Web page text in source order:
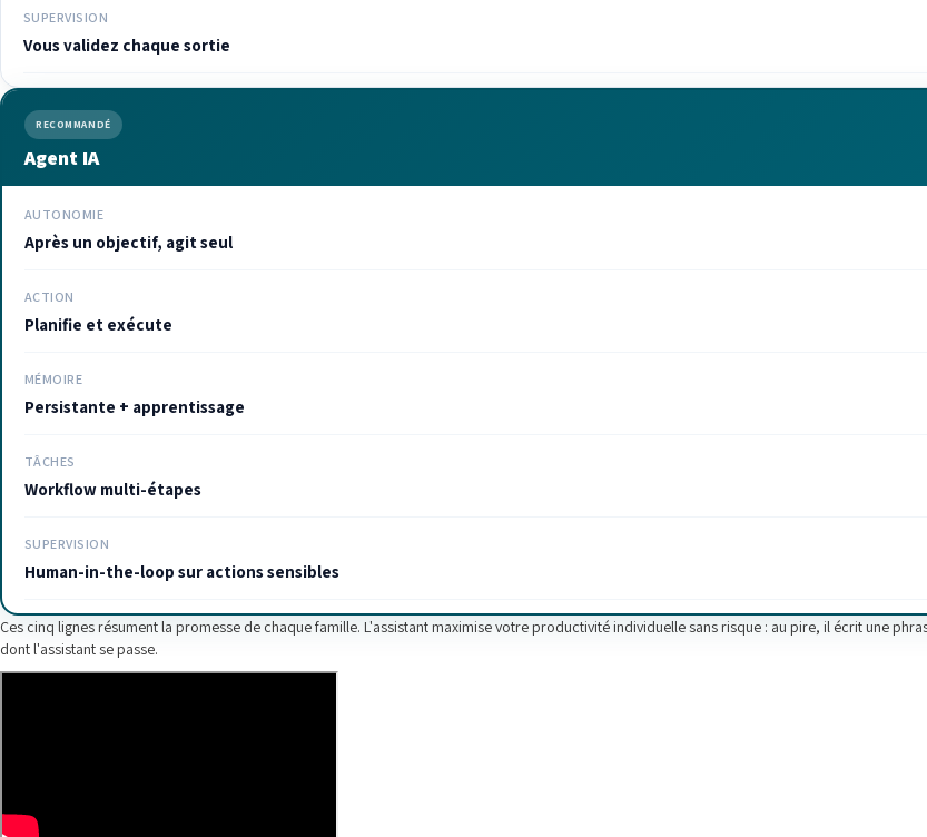
SUPERVISION
Vous validez chaque sortie
RECOMMANDÉ
Agent IA
AUTONOMIE
Après un objectif, agit seul
ACTION
Planifie et exécute
MÉMOIRE
Persistante + apprentissage
TÂCHES
Workflow multi-étapes
SUPERVISION
Human-in-the-loop sur actions sensibles
Ces cinq lignes résument la promesse de chaque famille. L'assistant maximise votre productivité individuelle sans risque : au pire, il écrit une
dont l'assistant se passe.